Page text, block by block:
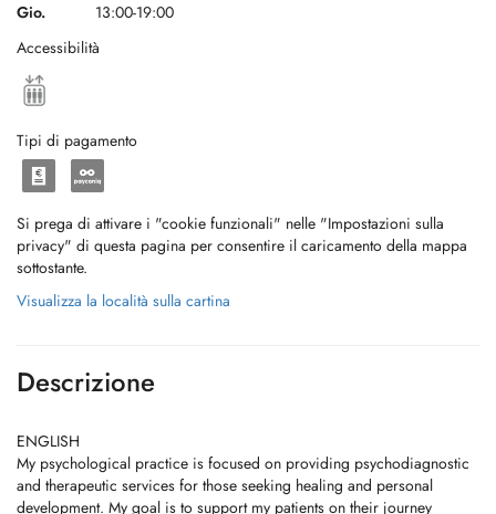
Gio.
13:00-19:00
Accessibilità
Tipi di pagamento
Si prega di attivare i "cookie funzionali" nelle "Impostazioni sulla
privacy" di questa pagina per consentire il caricamento della mappa
sottostante.
Visualizza la località sulla cartina
Descrizione
ENGLISH
My psychological practice is focused on providing psychodiagnostic
and therapeutic services for those seeking healing and personal
development. My goal is to support my patients on their journey